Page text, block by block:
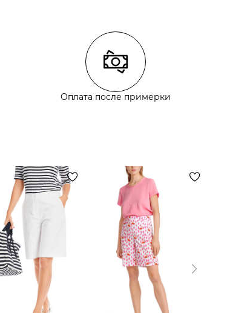
Оплата после примерки